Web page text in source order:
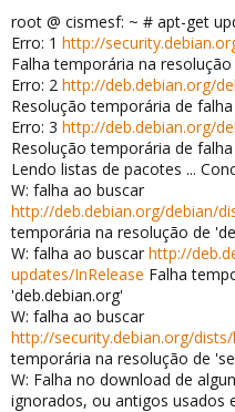
root @ cismesf: ~ # apt-get
Erro: 1 http://
Falha temporária na
Erro: 2 http://deb.debian.org/
Resolução temporária de
Erro: 3 http://deb.debian.org/
Resolução temporária de
Lendo listas de pacotes ...
W: falha ao buscar
http://deb.debian.org/debian/
temporária na resolução de
W: falha ao buscar http://
updates/InRelease Falha
'deb.debian.org'
W: falha ao buscar
http://security.debian.org/
temporária na resolução de
W: Falha no download de
ignorados, ou antigos usados